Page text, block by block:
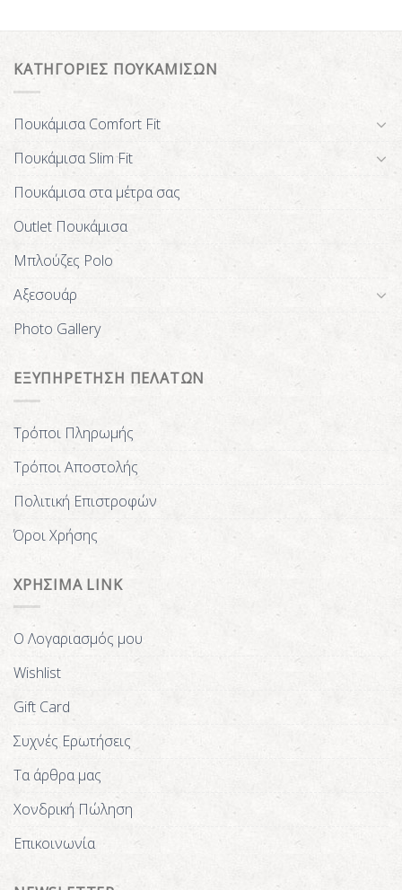
ΚΑΤΗΓΟΡΙΕΣ ΠΟΥΚΑΜΙΣΩΝ
Πουκάμισα Comfort Fit
Πουκάμισα Slim Fit
Πουκάμισα στα μέτρα σας
Outlet Πουκάμισα
Μπλούζες Polo
Αξεσουάρ
Photo Gallery
ΕΞΥΠΗΡΕΤΗΣΗ ΠΕΛΑΤΩΝ
Τρόποι Πληρωμής
Τρόποι Αποστολής
Πολιτική Επιστροφών
Όροι Χρήσης
ΧΡΗΣΙΜΑ LINK
Ο Λογαριασμός μου
Wishlist
Gift Card
Συχνές Ερωτήσεις
Τα άρθρα μας
Χονδρική Πώληση
Επικοινωνία